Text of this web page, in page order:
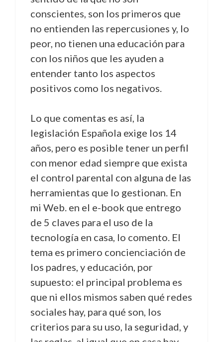
conscientes, son los primeros que
no entienden las repercusiones y, lo
peor, no tienen una educación para
con los niños que les ayuden a
entender tanto los aspectos
positivos como los negativos.
Lo que comentas es así, la
legislación Española exige los 14
años, pero es posible tener un perfil
con menor edad siempre que exista
el control parental con alguna de las
herramientas que lo gestionan. En
mi Web. en el e-book que entrego
de 5 claves para el uso de la
tecnología en casa, lo comento. El
tema es primero concienciación de
los padres, y educación, por
supuesto: el principal problema es
que ni ellos mismos saben qué redes
sociales hay, para qué son, los
criterios para su uso, la seguridad, y